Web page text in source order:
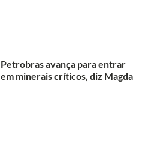
Petrobras avança para entrar
em minerais críticos, diz Magda